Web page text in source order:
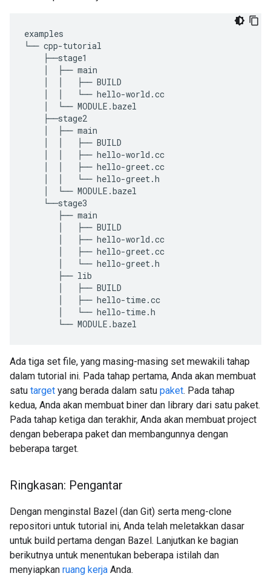
examples
└── cpp-tutorial
    ├──stage1
    │  ├── main
    │  │   ├── BUILD
    │  │   └── hello-world.cc
    │  └── MODULE.bazel
    ├──stage2
    │  ├── main
    │  │   ├── BUILD
    │  │   ├── hello-world.cc
    │  │   ├── hello-greet.cc
    │  │   └── hello-greet.h
    │  └── MODULE.bazel
    └──stage3
       ├── main
       │   ├── BUILD
       │   ├── hello-world.cc
       │   ├── hello-greet.cc
       │   └── hello-greet.h
       ├── lib
       │   ├── BUILD
       │   ├── hello-time.cc
       │   └── hello-time.h
Ada tiga set file, yang masing-masing set mewakili tahap
dalam tutorial ini. Pada tahap pertama, Anda akan membuat
satu target yang berada dalam satu paket. Pada tahap
kedua, Anda akan membuat biner dan library dari satu paket.
Pada tahap ketiga dan terakhir, Anda akan membuat project
dengan beberapa paket dan membangunnya dengan
beberapa target.
Ringkasan: Pengantar
Dengan menginstal Bazel (dan Git) serta meng-clone
repositori untuk tutorial ini, Anda telah meletakkan dasar
untuk build pertama dengan Bazel. Lanjutkan ke bagian
berikutnya untuk menentukan beberapa istilah dan
menyiapkan ruang kerja Anda.